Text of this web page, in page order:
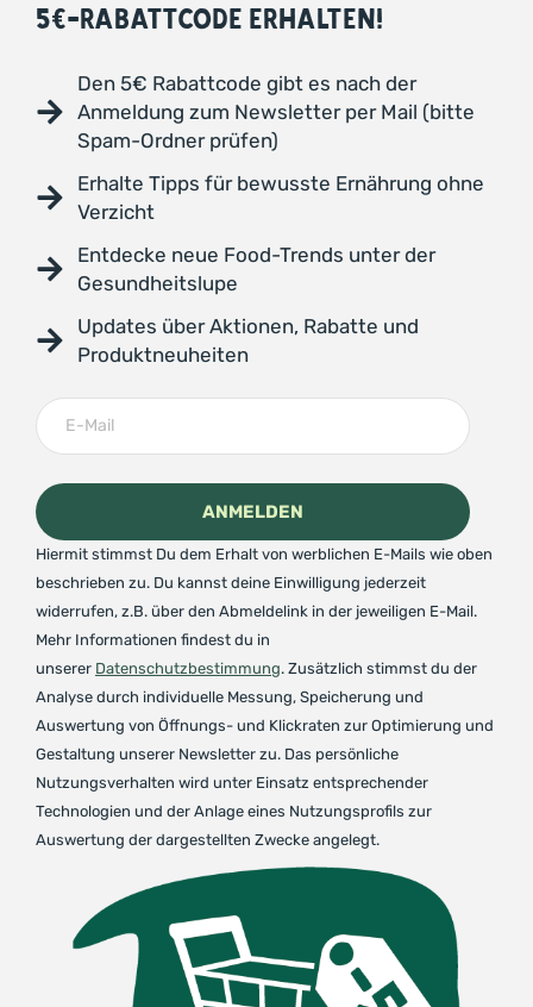
5€-RABATTCODE ERHALTEN!
Den 5€ Rabattcode gibt es nach der
Anmeldung zum Newsletter per Mail (bitte
Spam-Ordner prüfen)
Erhalte Tipps für bewusste Ernährung ohne
Verzicht
Entdecke neue Food-Trends unter der
Gesundheitslupe
Updates über Aktionen, Rabatte und
Produktneuheiten
Hiermit stimmst Du dem Erhalt von werblichen E-Mails wie oben
beschrieben zu. Du kannst deine Einwilligung jederzeit
widerrufen, z.B. über den Abmeldelink in der jeweiligen E-Mail.
Mehr Informationen findest du in
unserer Datenschutzbestimmung. Zusätzlich stimmst du der
Analyse durch individuelle Messung, Speicherung und
Auswertung von Öffnungs- und Klickraten zur Optimierung und
Gestaltung unserer Newsletter zu. Das persönliche
Nutzungsverhalten wird unter Einsatz entsprechender
Technologien und der Anlage eines Nutzungsprofils zur
Auswertung der dargestellten Zwecke angelegt.